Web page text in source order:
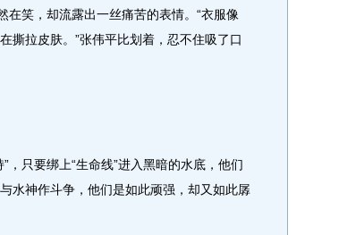
笑，却流露出一丝痛苦的表情。“衣服像
撕拉皮肤。”张伟平比划着，忍不住吸了口
只要绑上“生命线”进入黑暗的水底，他们
水神作斗争，他们是如此顽强，却又如此孱